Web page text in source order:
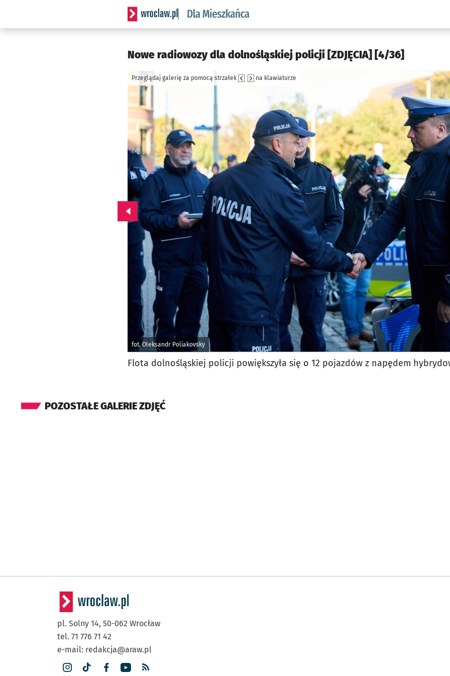
Serwis informacyjny wroclaw.pl podserwis: Dla mieszkańca
Nowe radiowozy dla dolnośląskiej policji [ZDJĘCIA] [4/36]
fot. Oleksandr Poliakovsky
Przeglądaj galerię za pomocą strzałek na klawiaturze
Przejdź do poprzedniego zdjęcia.
Flota dolnośląskiej policji powiększyła się o 12 pojazdów z napędem
POZOSTAŁE GALERIE ZDJĘĆ
pl. Solny 14, 50-062 Wrocław
tel. 71 776 71 42
e-mail: redakcja@araw.pl